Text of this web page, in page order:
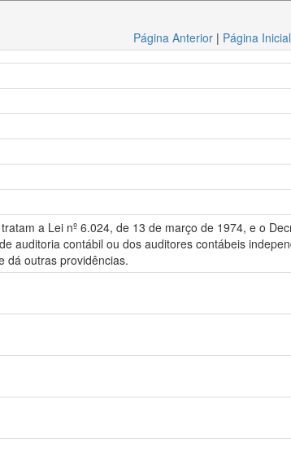
Página Anterior | Página Inicial
a Lei nº 6.024, de 13 de março de 1974, e o
auditoria contábil ou dos auditores contábeis
dá outras providências.